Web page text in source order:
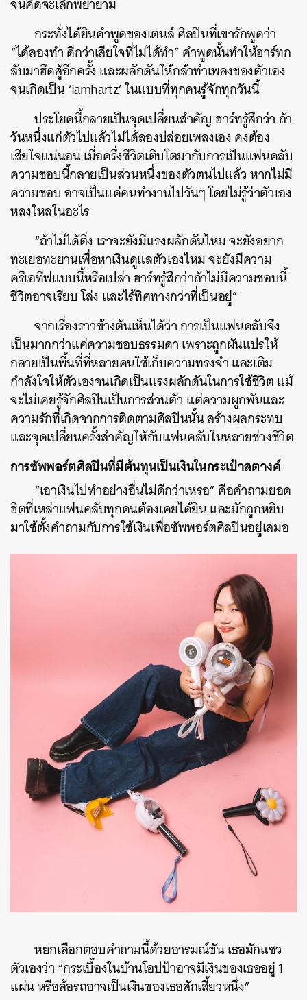
จนคิดจะเลิกพยายาม
กระทั่งได้ยินคำพูดของเตนล์ ศิลปินที่เขารักพูดว่า
“ได้ลองทำ ดีกว่าเสียใจที่ไม่ได้ทำ” คำพูดนั้นทำให้ฮาร์ทก
ลับมาฮึดสู้อีกครั้ง และผลักดันให้กล้าทำเพลงของตัวเอง
จนเกิดเป็น ‘iamhartz’ ในแบบที่ทุกคนรู้จักทุกวันนี้
ประโยคนี้กลายเป็นจุดเปลี่ยนสำคัญ ฮาร์ทรู้สึกว่า ถ้า
วันหนึ่งแก่ตัวไปแล้วไม่ได้ลองปล่อยเพลงเอง คงต้อง
เสียใจแน่นอน เมื่อครึ่งชีวิตเติบโตมากับการเป็นแฟนคลับ
ความชอบนี้กลายเป็นส่วนหนึ่งของตัวตนไปแล้ว หากไม่มี
ความชอบ อาจเป็นแค่คนทำงานไปวันๆ โดยไม่รู้ว่าตัวเอง
หลงใหลในอะไร
“ถ้าไม่ได้ติ่ง เราจะยังมีแรงผลักดันไหม จะยังอยาก
ทะเยอทะยานเพื่อหาเงินดูแลตัวเองไหม จะยังมีความ
ครีเอทีฟแบบนี้หรือเปล่า ฮาร์ทรู้สึกว่าถ้าไม่มีความชอบนี้
ชีวิตอาจเรียบ โล่ง และไร้ทิศทางกว่าที่เป็นอยู่”
จากเรื่องราวข้างต้นเห็นได้ว่า การเป็นแฟนคลับจึง
เป็นมากกว่าแค่ความชอบธรรมดา เพราะถูกผันแปรให้
กลายเป็นพื้นที่ที่หลายคนใช้เก็บความทรงจำ และเติม
กำลังใจให้ตัวเองจนเกิดเป็นแรงผลักดันในการใช้ชีวิต แม้
จะไม่เคยรู้จักศิลปินเป็นการส่วนตัว แต่ความผูกพันและ
ความรักที่เกิดจากการติดตามศิลปินนั้น สร้างผลกระทบ
และจุดเปลี่ยนครั้งสำคัญให้กับแฟนคลับในหลายช่วงชีวิต
การซัพพอร์ตศิลปินที่มีต้นทุนเป็นเงินในกระเป๋าสตางค์
“เอาเงินไปทำอย่างอื่นไม่ดีกว่าเหรอ” คือคำถามยอด
ฮิตที่เหล่าแฟนคลับทุกคนต้องเคยได้ยิน และมักถูกหยิบ
มาใช้ตั้งคำถามกับการใช้เงินเพื่อซัพพอร์ตศิลปินอยู่เสมอ
หยกเลือกตอบคำถามนี้ด้วยอารมณ์ขัน เธอมักแซว
ตัวเองว่า “กระเบื้องในบ้านโอปป้าอาจมีเงินของเธออยู่ 1
แผ่น หรือล้อรถอาจเป็นเงินของเธอสักเสี้ยวหนึ่ง”
EMAIL